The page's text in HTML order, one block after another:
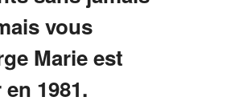
vous
Marie est
1981.